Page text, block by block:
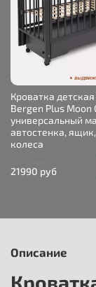
Кроватка
Bergen Plus Moon
универсальный
автостенка, ящик,
колеса
21990 руб
Описание